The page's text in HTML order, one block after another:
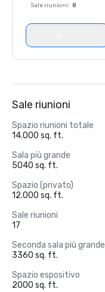
Sale riunioni: 8
Sale riunioni
Spazio riunioni totale
14.000 sq. ft.
Sala più grande
5040 sq. ft.
Spazio (privato)
12.000 sq. ft.
Sale riunioni
17
Seconda sala più grande
3360 sq. ft.
Spazio espositivo
2000 sq. ft.